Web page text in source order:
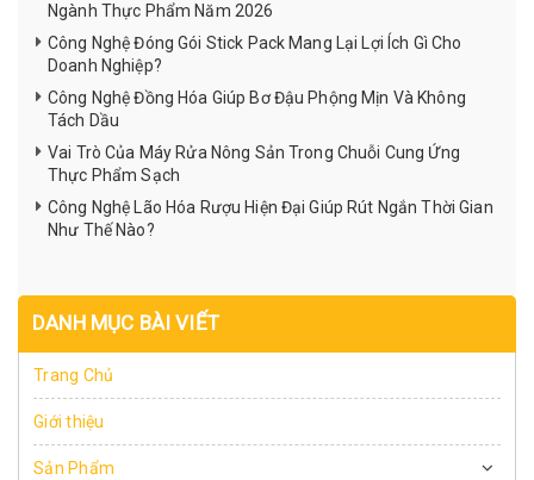
Ngành Thực Phẩm Năm 2026
Công Nghệ Đóng Gói Stick Pack Mang Lại Lợi Ích Gì Cho
Doanh Nghiệp?
Công Nghệ Đồng Hóa Giúp Bơ Đậu Phộng Mịn Và Không
Tách Dầu
Vai Trò Của Máy Rửa Nông Sản Trong Chuỗi Cung Ứng
Thực Phẩm Sạch
Công Nghệ Lão Hóa Rượu Hiện Đại Giúp Rút Ngắn Thời Gian
Như Thế Nào?
DANH MỤC BÀI VIẾT
Trang Chủ
Giới thiệu
Sản Phẩm